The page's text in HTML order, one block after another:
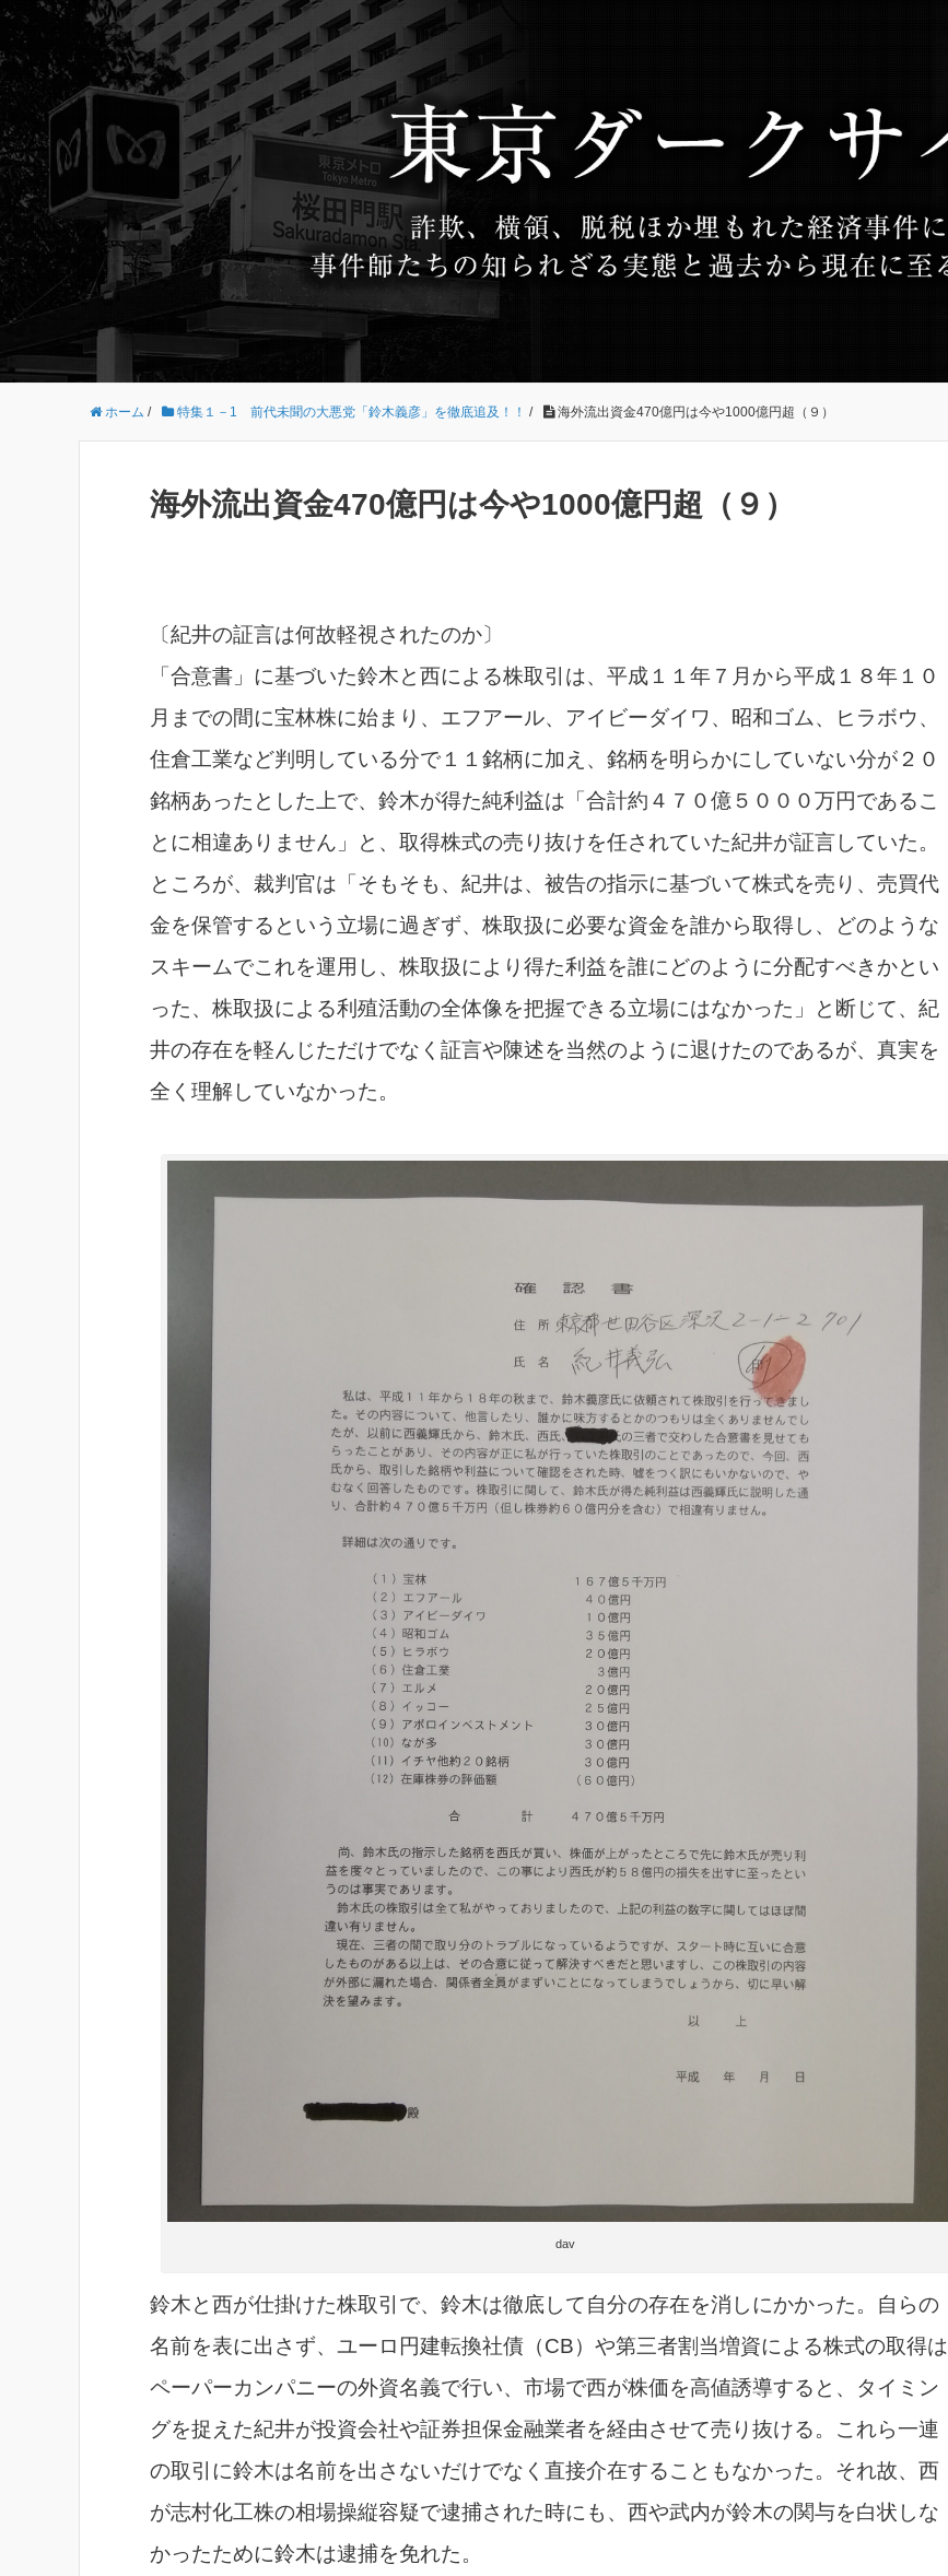
ホーム / 特集１－1 前代未聞の大悪党「鈴木義彦」を徹底追及！！ / 海外流出資金470億円は今や1000億円超（９）
海外流出資金470億円は今や1000億円超（９）
〔紀井の証言は何故軽視されたのか〕
「合意書」に基づいた鈴木と西による株取引は、平成１１年７月から平成１８年１０
月までの間に宝林株に始まり、エフアール、アイビーダイワ、昭和ゴム、ヒラボウ、
住倉工業など判明している分で１１銘柄に加え、銘柄を明らかにしていない分が２０
銘柄あったとした上で、鈴木が得た純利益は「合計約４７０億５０００万円であるこ
とに相違ありません」と、取得株式の売り抜けを任されていた紀井が証言していた。
ところが、裁判官は「そもそも、紀井は、被告の指示に基づいて株式を売り、売買代
金を保管するという立場に過ぎず、株取扱に必要な資金を誰から取得し、どのような
スキームでこれを運用し、株取扱により得た利益を誰にどのように分配すべきかとい
った、株取扱による利殖活動の全体像を把握できる立場にはなかった」と断じて、紀
井の存在を軽んじただけでなく証言や陳述を当然のように退けたのであるが、真実を
全く理解していなかった。
dav
鈴木と西が仕掛けた株取引で、鈴木は徹底して自分の存在を消しにかかった。自らの
名前を表に出さず、ユーロ円建転換社債（CB）や第三者割当増資による株式の取得は
ペーパーカンパニーの外資名義で行い、市場で西が株価を高値誘導すると、タイミン
グを捉えた紀井が投資会社や証券担保金融業者を経由させて売り抜ける。これら一連
の取引に鈴木は名前を出さないだけでなく直接介在することもなかった。それ故、西
が志村化工株の相場操縦容疑で逮捕された時にも、西や武内が鈴木の関与を白状しな
かったために鈴木は逮捕を免れた。